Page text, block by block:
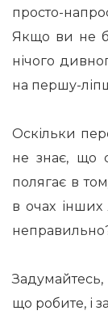
просто-
Якщо ви не
нічого
на першу-
Оскільки
не знає, що
полягає в
в очах
що робите, і